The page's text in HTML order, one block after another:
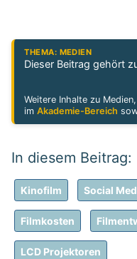
THEMA: MEDIEN
Dieser Beitrag gehört
Weitere Inhalte zu
imAkademie-Bereich
Kinofilm Social
Filmkosten
LCD Projektoren